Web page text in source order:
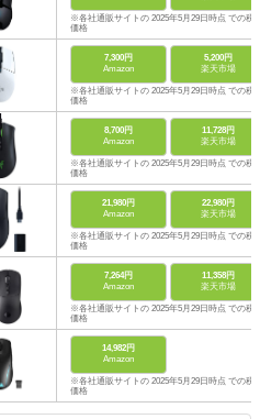
※各社通販サイトの 2025年5月29日時点 での税
価格
7,300円
Amazon
5,200円
楽天市場
※各社通販サイトの 2025年5月29日時点 での税
価格
8,700円
Amazon
11,728円
楽天市場
※各社通販サイトの 2025年5月29日時点 での税
価格
21,980円
Amazon
22,980円
楽天市場
※各社通販サイトの 2025年5月29日時点 での税
価格
7,264円
Amazon
11,358円
楽天市場
※各社通販サイトの 2025年5月29日時点 での税
価格
14,982円
Amazon
※各社通販サイトの 2025年5月29日時点 での税
価格